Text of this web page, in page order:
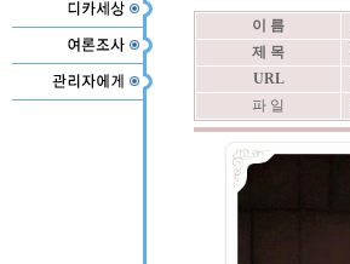
이 름
제 목
URL
파 일